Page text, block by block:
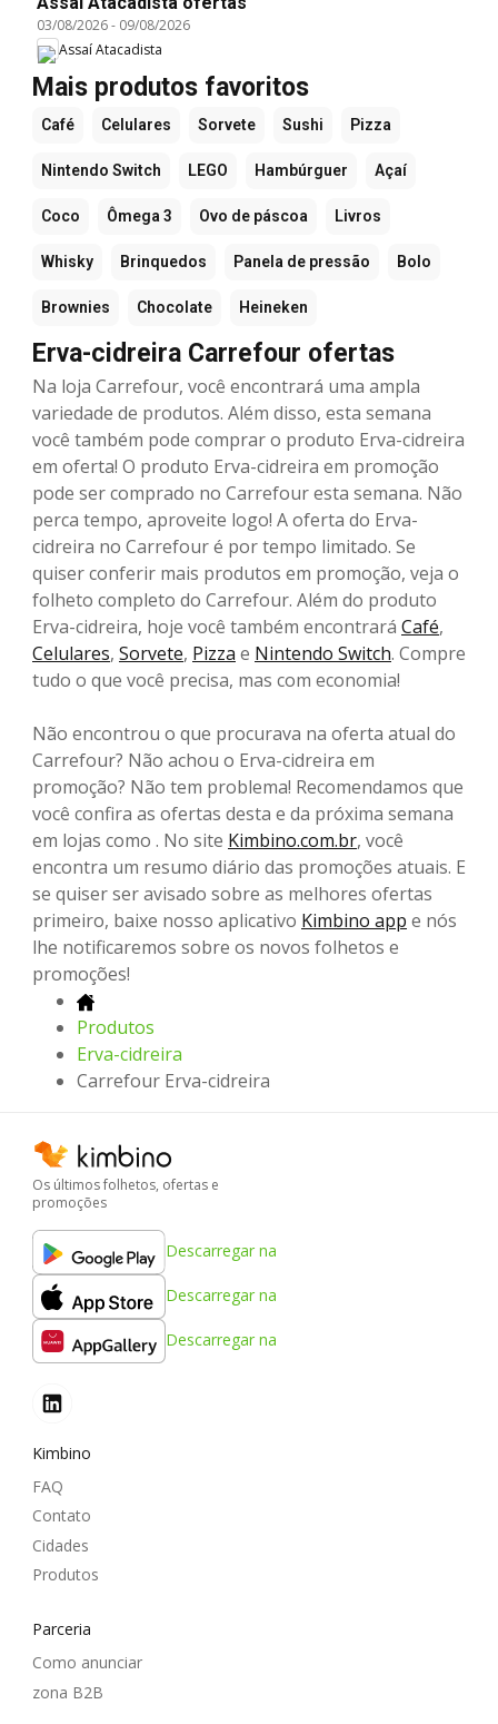
03/08/2026- 09/08/2026
Assaí Atacadista
Mais produtos favoritos
Café Celulares Sorvete Sushi Pizza
Nintendo Switch LEGO Hambúrguer Açaí
Coco Ômega 3 Ovo de páscoa Livros
Whisky Brinquedos Panela de pressão Bolo
Brownies Chocolate Heineken
Erva-cidreira Carrefour ofertas
Na loja Carrefour, você encontrará uma ampla
variedade de produtos. Além disso, esta semana
você também pode comprar o produto Erva-cidreira
em oferta! O produto Erva-cidreira em promoção
pode ser comprado no Carrefour esta semana. Não
perca tempo, aproveite logo! A oferta do Erva-
cidreira no Carrefour é por tempo limitado. Se
quiser conferir mais produtos em promoção, veja o
folheto completo do Carrefour. Além do produto
Erva-cidreira, hoje você também encontrará Café,
Celulares, Sorvete, Pizza e Nintendo Switch. Compre
tudo o que você precisa, mas com economia!
Não encontrou o que procurava na oferta atual do
Carrefour? Não achou o Erva-cidreira em
promoção? Não tem problema! Recomendamos que
você confira as ofertas desta e da próxima semana
em lojas como . No site Kimbino.com.br, você
encontra um resumo diário das promoções atuais. E
se quiser ser avisado sobre as melhores ofertas
primeiro, baixe nosso aplicativo Kimbino app e nós
lhe notificaremos sobre os novos folhetos e
promoções!
Produtos
Erva-cidreira
Carrefour Erva-cidreira
Os últimos folhetos, ofertas e
promoções
Descarregar na
Descarregar na
Descarregar na
Kimbino
FAQ
Contato
Cidades
Produtos
Parceria
Como anunciar
zona B2B